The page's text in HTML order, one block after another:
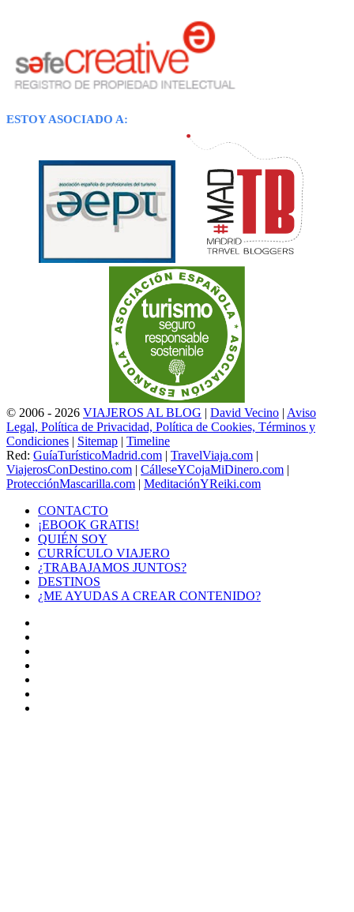
ESTOY ASOCIADO A:
© 2006 - 2026 VIAJEROS AL BLOG | David Vecino | Aviso
Legal, Política de Privacidad, Política de Cookies, Términos y
Condiciones | Sitemap | Timeline
Red: GuíaTurísticoMadrid.com | TravelViaja.com |
ViajerosConDestino.com | CálleseYCojaMiDinero.com |
ProtecciónMascarilla.com | MeditaciónYReiki.com
CONTACTO
¡EBOOK GRATIS!
QUIÉN SOY
CURRÍCULO VIAJERO
¿TRABAJAMOS JUNTOS?
DESTINOS
¿ME AYUDAS A CREAR CONTENIDO?